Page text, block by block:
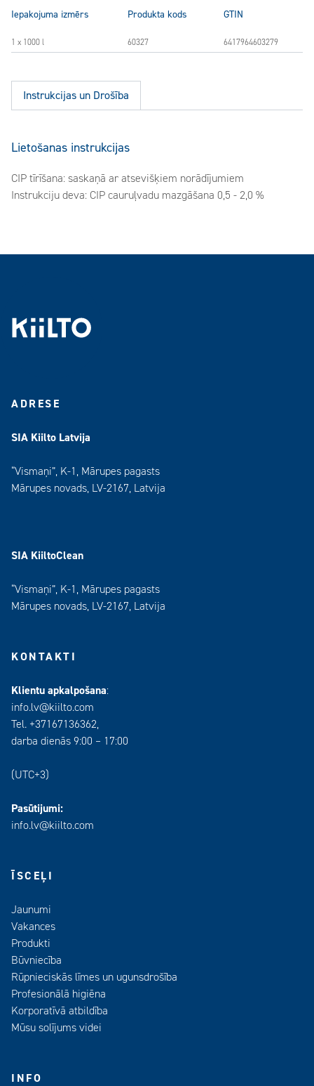
Iepakojuma izmērs Produkta kods GTIN
1 x 1000 l 60327 6417964603279
Instrukcijas un Drošība
Lietošanas instrukcijas
CIP tīrīšana: saskaņā ar atsevišķiem norādījumiem
Instrukciju deva: CIP cauruļvadu mazgāšana 0,5 - 2,0 %
ADRESE
SIA Kiilto Latvija
“Vismaņi”, K-1, Mārupes pagasts
Mārupes novads, LV-2167, Latvija
SIA KiiltoClean
“Vismaņi”, K-1, Mārupes pagasts
Mārupes novads, LV-2167, Latvija
KONTAKTI
Klientu apkalpošana:
info.lv@kiilto.com
Tel. +37167136362,
darba dienās 9:00 – 17:00
(UTC+3)
Pasūtijumi:
info.lv@kiilto.com
ĪSCEĻI
Jaunumi
Vakances
Produkti
Būvniecība
Rūpnieciskās līmes un ugunsdrošība
Profesionālā higiēna
Korporatīvā atbildība
Mūsu solījums videi
INFO